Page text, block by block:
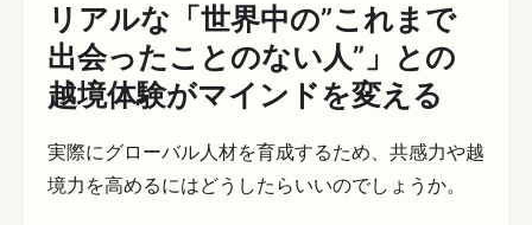
リアルな「世界中の”これまで
出会ったことのない人”」との
越境体験がマインドを変える
実際にグローバル人材を育成するため、共感力や越
境力を高めるにはどうしたらいいのでしょうか。